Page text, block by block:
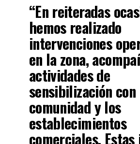
“En reiteradas
hemos realizado
intervenciones
en la zona,
actividades de
sensibilización
comunidad y los
establecimientos
comerciales.